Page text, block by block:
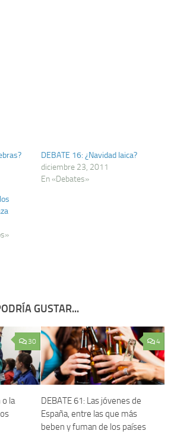
DEBATE 16: ¿Navidad laica?
diciembre 23, 2011
En «Debates»
GUSTAR...
30
o la
4
DEBATE 61: Las jóvenes de
España, entre las que más
beben y fuman de los paí­ses